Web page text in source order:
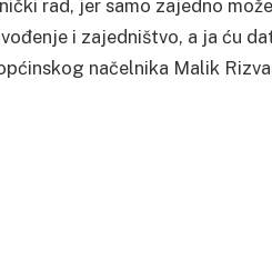
rad, jer samo zajedno
i zajedništvo, a ja ću
načelnika Malik